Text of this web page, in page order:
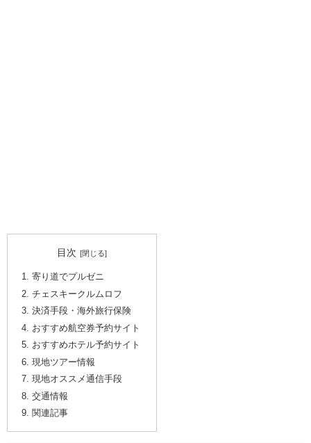
目次
寄り道でプルゼニ
チェスキークルムロフ
決済手段・海外旅行保険
おすすめ航空券予約サイト
おすすめホテル予約サイト
現地ツアー情報
現地オススメ通信手段
交通情報
関連記事